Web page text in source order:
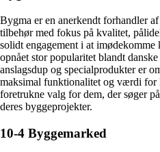
Bygma er en anerkendt forhandler
tilbehør med fokus på kvalitet,
solidt engagement i at
opnået stor popularitet blandt
anslagsdup og specialprodukter er
maksimal funktionalitet og værdi for
foretrukne valg for dem, der søger
deres byggeprojekter.
10-4 Byggemarked